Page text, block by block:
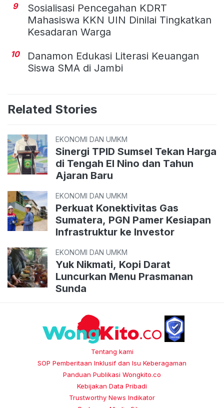
9
Sosialisasi Pencegahan KDRT
Mahasiswa KKN UIN Dinilai Tingkatkan
Kesadaran Warga
10
Danamon Edukasi Literasi Keuangan
Siswa SMA di Jambi
Related Stories
EKONOMI DAN UMKM
Sinergi TPID Sumsel Tekan Harga
di Tengah El Nino dan Tahun
Ajaran Baru
EKONOMI DAN UMKM
Perkuat Konektivitas Gas
Sumatera, PGN Pamer Kesiapan
Infrastruktur ke Investor
EKONOMI DAN UMKM
Yuk Nikmati, Kopi Darat
Luncurkan Menu Prasmanan
Sunda
Tentang kami
SOP Pemberitaan Inklusif dan Isu Keberagaman
Panduan Publikasi Wongkito.co
Kebijakan Data Pribadi
Trustworthy News Indikator